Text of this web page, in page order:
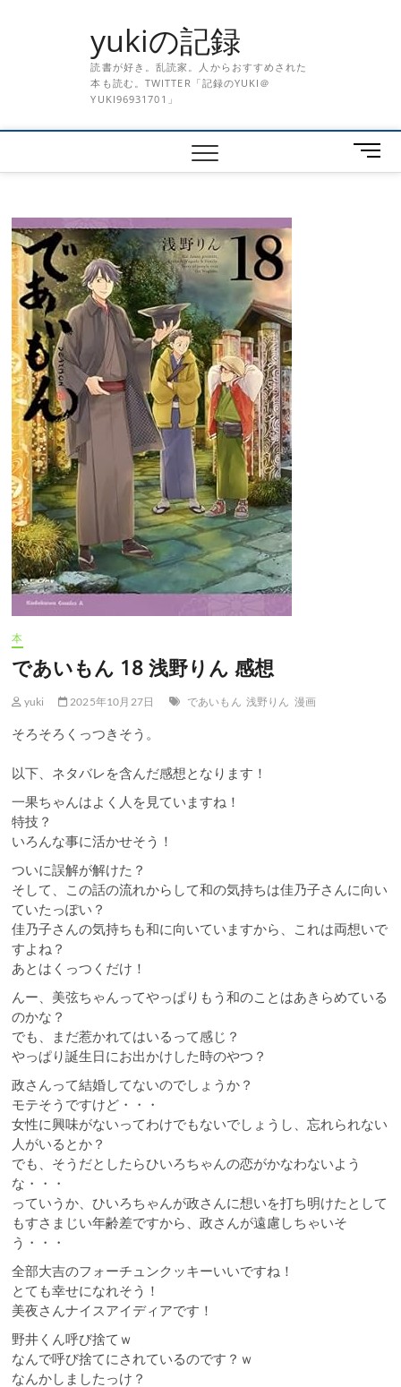
yukiの記録
読書が好き。乱読家。人からおすすめされた
本も読む。TWITTER「記録のYUKI＠
YUKI96931701」
メ
ニ
本
であいもん 18 浅野りん 感想
yuki 2025年10月27日 であいもん 浅野りん 漫画
そろそろくっつきそう。
以下、ネタバレを含んだ感想となります！
一果ちゃんはよく人を見ていますね！
特技？
いろんな事に活かせそう！
ついに誤解が解けた？
そして、この話の流れからして和の気持ちは佳乃子さんに向い
ていたっぽい？
佳乃子さんの気持ちも和に向いていますから、これは両想いで
すよね？
あとはくっつくだけ！
んー、美弦ちゃんってやっぱりもう和のことはあきらめている
のかな？
でも、まだ惹かれてはいるって感じ？
やっぱり誕生日にお出かけした時のやつ？
政さんって結婚してないのでしょうか？
モテそうですけど・・・
女性に興味がないってわけでもないでしょうし、忘れられない
人がいるとか？
でも、そうだとしたらひいろちゃんの恋がかなわないよう
な・・・
っていうか、ひいろちゃんが政さんに想いを打ち明けたとして
もすさまじい年齢差ですから、政さんが遠慮しちゃいそ
う・・・
全部大吉のフォーチュンクッキーいいですね！
とても幸せになれそう！
美夜さんナイスアイディアです！
野井くん呼び捨てｗ
なんで呼び捨てにされているのです？ｗ
なんかしましたっけ？